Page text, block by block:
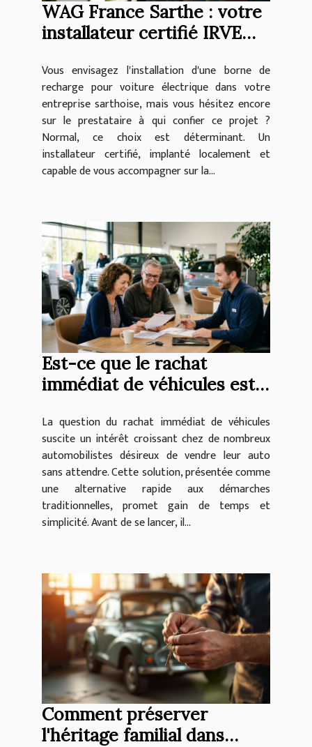
WAG France Sarthe : votre
installateur certifié IRVE
recharge en entreprise
Vous envisagez l'installation d'une borne de
recharge pour voiture électrique dans votre
entreprise sarthoise, mais vous hésitez encore
sur le prestataire à qui confier ce projet ?
Normal, ce choix est déterminant. Un
installateur certifié, implanté localement et
capable de vous accompagner sur la...
Est-ce que le rachat
immédiat de véhicules est
La question du rachat immédiat de véhicules
suscite un intérêt croissant chez de nombreux
automobilistes désireux de vendre leur auto
sans attendre. Cette solution, présentée comme
une alternative rapide aux démarches
traditionnelles, promet gain de temps et
simplicité. Avant de se lancer, il...
Comment préserver
l'héritage familial dans